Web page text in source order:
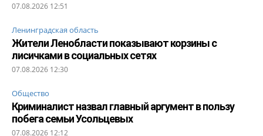
07.08.2026 12:51
Ленинградская область
Жители Ленобласти показывают корзины с
лисичками в социальных сетях
07.08.2026 12:30
Общество
Криминалист назвал главный аргумент в пользу
побега семьи Усольцевых
07.08.2026 12:12